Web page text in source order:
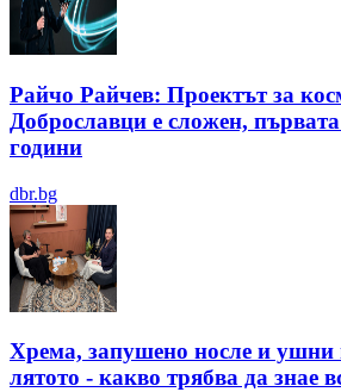
Райчо Райчев: Проектът за
Доброславци е сложен,
години
dbr.bg
Хрема, запушено носле и ушни
лятотo - какво трябва да знае